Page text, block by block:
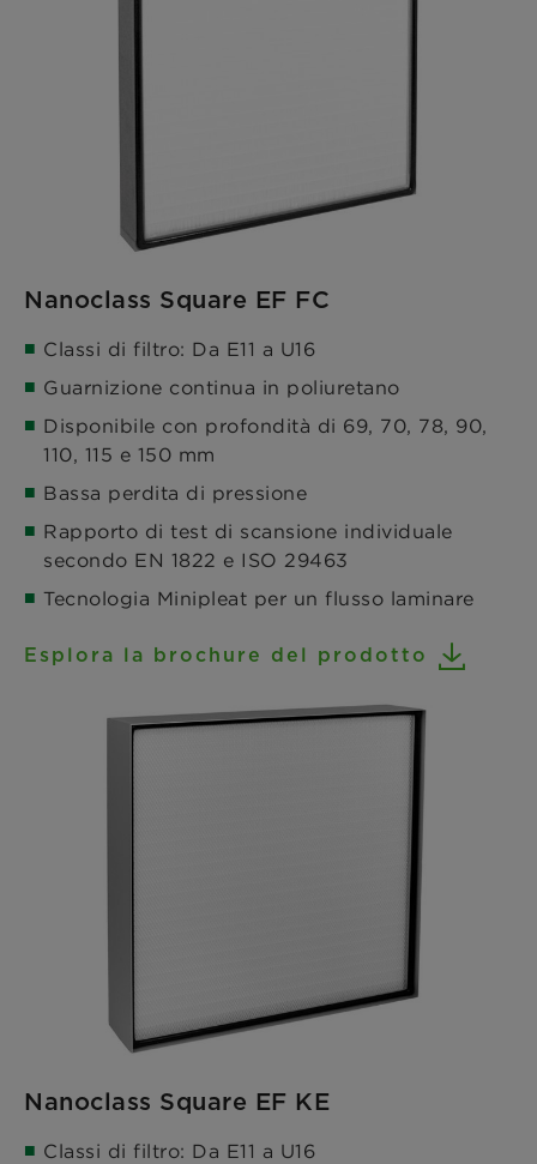
Nanoclass Square EF FC
Classi di filtro: Da E11 a U16
Guarnizione continua in poliuretano
Disponibile con profondità di 69, 70, 78, 90,
110, 115 e 150 mm
Bassa perdita di pressione
Rapporto di test di scansione individuale
secondo EN 1822 e ISO 29463
Tecnologia Minipleat per un flusso laminare
Esplora la brochure del prodotto
Nanoclass Square EF KE
Classi di filtro: Da E11 a U16